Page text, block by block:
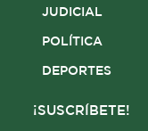
o
k
-
f
e
JUDICIAL
POLÍTICA
DEPORTES
¡SUSCRÍBETE!